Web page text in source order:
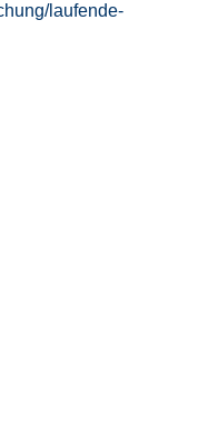
laufende-